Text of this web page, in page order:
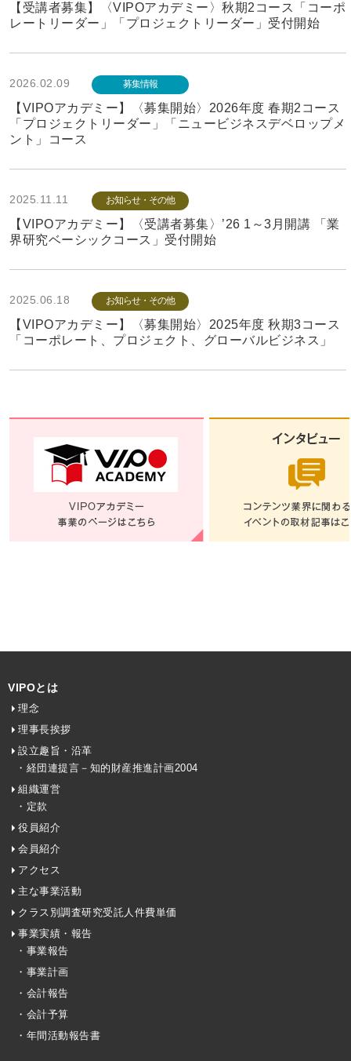
【受講者募集】〈VIPOアカデミー〉秋期2コース「コーポ
レートリーダー」「プロジェクトリーダー」受付開始
2026.02.09 募集情報
【VIPOアカデミー】〈募集開始〉2026年度 春期2コース
「プロジェクトリーダー」「ニュービジネスデベロップメ
ント」コース
2025.11.11 お知らせ・その他
【VIPOアカデミー】〈受講者募集〉’26 1～3月開講 「業
界研究ベーシックコース」受付開始
2025.06.18 お知らせ・その他
【VIPOアカデミー】〈募集開始〉2025年度 秋期3コース
「コーポレート、プロジェクト、グローバルビジネス」
VIPOとは
理念
理事長挨拶
設立趣旨・沿革
・経団連提言－知的財産推進計画2004
組織運営
・定款
役員紹介
会員紹介
アクセス
主な事業活動
クラス別調査研究受託人件費単価
事業実績・報告
・事業報告
・事業計画
・会計報告
・会計予算
・年間活動報告書